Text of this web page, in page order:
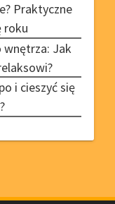
Praktyczne
roku
Jak
i cieszyć się